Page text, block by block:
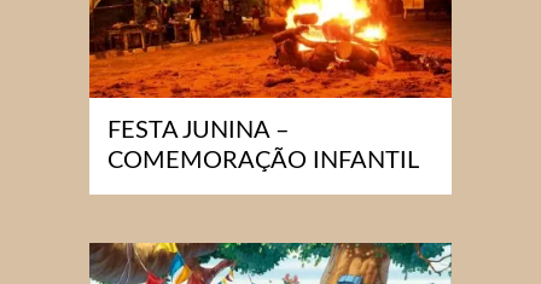
FESTA JUNINA –
COMEMORAÇÃO INFANTIL